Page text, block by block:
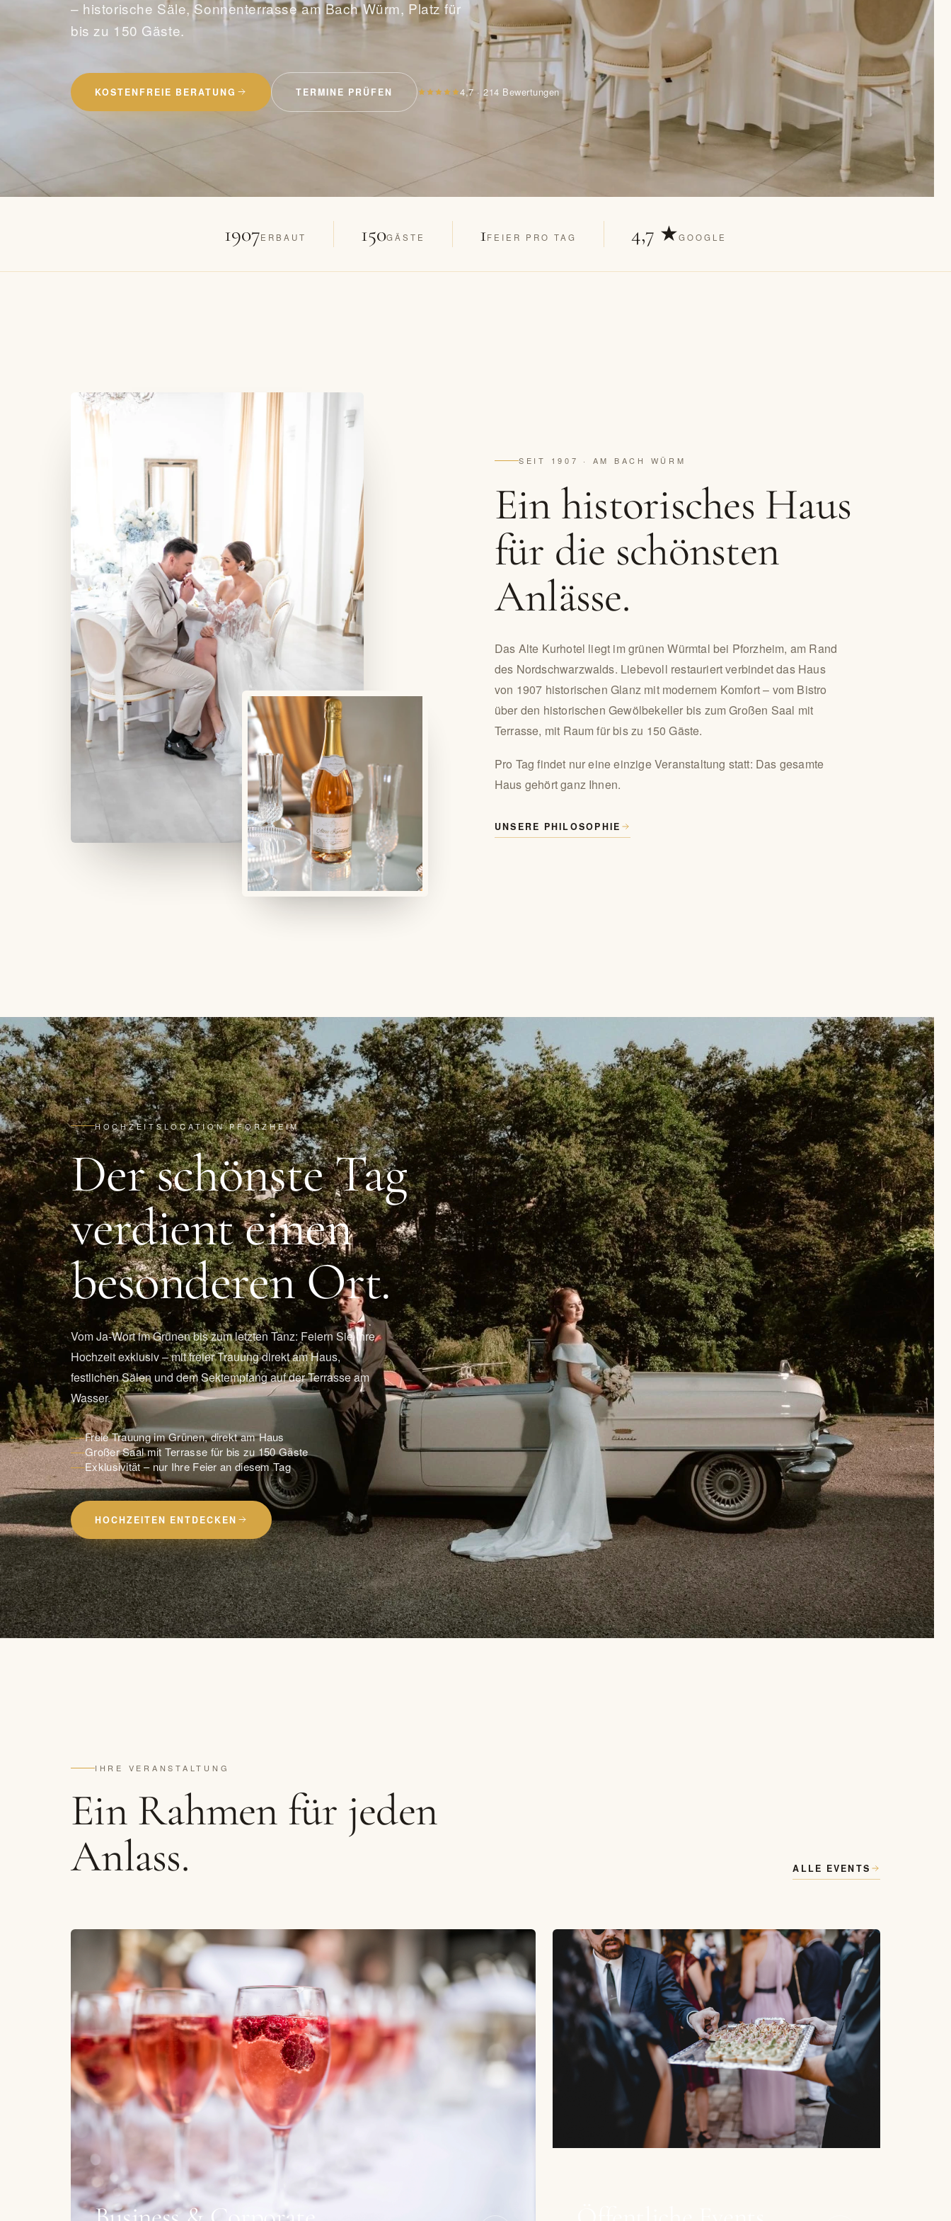
– historische Säle, Sonnenterrasse am Bach Würm, Platz für
bis zu 150 Gäste.
KOSTENFREIE BERATUNG TERMINE PRÜFEN 4,7 ·214 Bewertungen
1907ERBAUT 150GÄSTE 1FEIER PRO TAG 4,7 ★GOOGLE
SEIT 1907 · AM BACH WÜRM
Ein historisches Haus
für die schönsten
Anlässe.
Das Alte Kurhotel liegt im grünen Würmtal bei Pforzheim, am Rand
des Nordschwarzwalds. Liebevoll restauriert verbindet das Haus
von 1907 historischen Glanz mit modernem Komfort – vom Bistro
über den historischen Gewölbekeller bis zum Großen Saal mit
Terrasse, mit Raum für bis zu 150 Gäste.
Pro Tag findet nur eine einzige Veranstaltung statt: Das gesamte
Haus gehört ganz Ihnen.
UNSERE PHILOSOPHIE
HOCHZEITSLOCATION PFORZHEIM
Der schönste Tag
verdient einen
besonderen Ort.
Vom Ja-Wort im Grünen bis zum letzten Tanz: Feiern Sie Ihre
Hochzeit exklusiv – mit freier Trauung direkt am Haus,
festlichen Sälen und dem Sektempfang auf der Terrasse am
Wasser.
Freie Trauung im Grünen, direkt am Haus
Großer Saal mit Terrasse für bis zu 150 Gäste
Exklusivität – nur Ihre Feier an diesem Tag
HOCHZEITEN ENTDECKEN
IHRE VERANSTALTUNG
Ein Rahmen für jeden
Anlass.
ALLE EVENTS